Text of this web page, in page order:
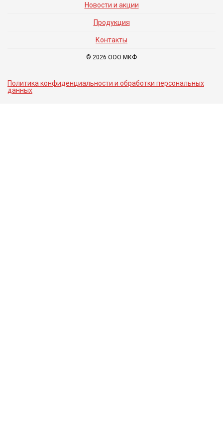
Новости и акции
Продукция
Контакты
© 2026 ООО МКФ
Политика конфиденциальности и обработки персональных
данных